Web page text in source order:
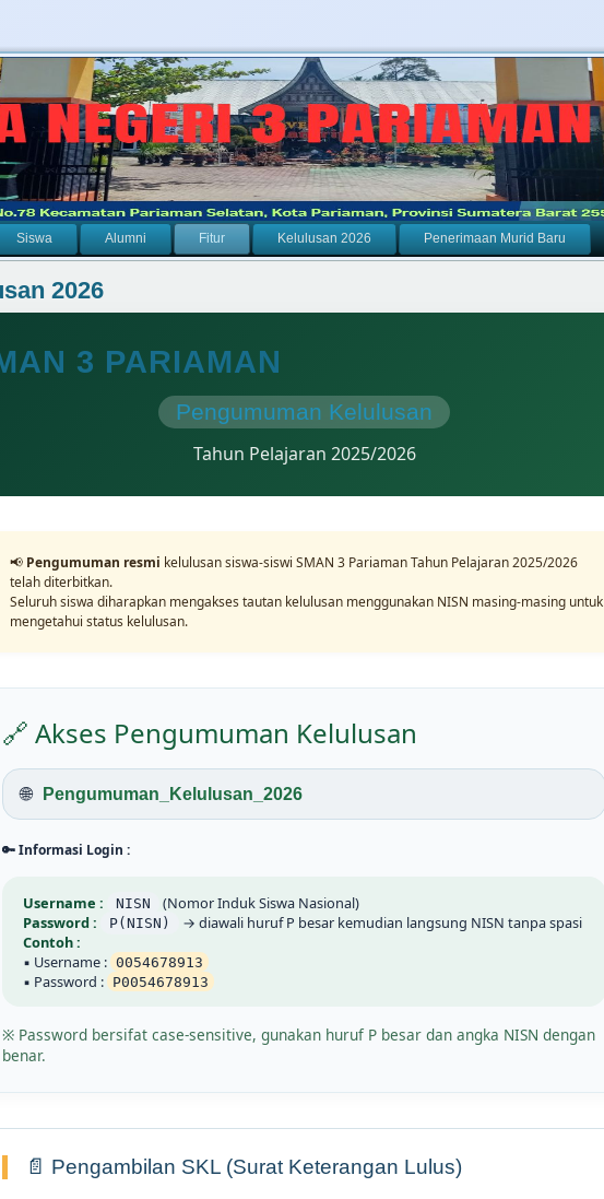
Siswa Alumni Fitur Kelulusan 2026 Penerimaan Murid Baru
2026
3 PARIAMAN
Pengumuman Kelulusan
Tahun Pelajaran 2025/2026
📢 Pengumuman resmi kelulusan siswa-siswi SMAN 3 Pariaman Tahun Pelajaran 2025/2026
telah diterbitkan.
Seluruh siswa diharapkan mengakses tautan kelulusan menggunakan NISN masing-masing untuk
mengetahui status kelulusan.
🔗 Akses Pengumuman Kelulusan
🌐 Pengumuman_Kelulusan_2026
🔑 Informasi Login :
Username : NISN
(Nomor Induk Siswa Nasional)
Password :
P(NISN)
→ diawali huruf P besar kemudian langsung NISN tanpa spasi
Contoh :
▪ Username : 0054678913
▪ Password : P0054678913
※ Password bersifat case-sensitive, gunakan huruf P besar dan angka NISN dengan
benar.
📄 Pengambilan SKL (Surat Keterangan Lulus)